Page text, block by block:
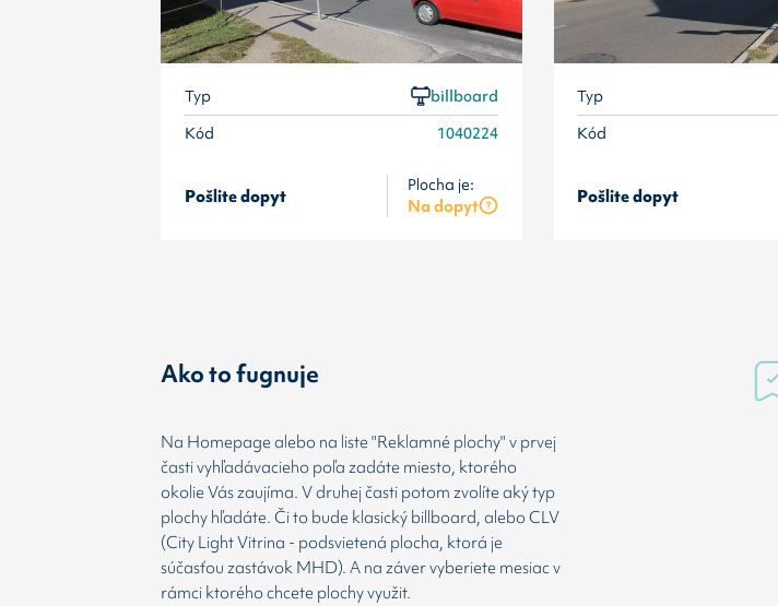
Typ
billboard
Kód
1040224
Pošlite dopyt Plocha je:
Na dopyt
Typ
Kód
Pošlite dopyt
Ako to fugnuje
Na Homepage alebo na liste "Reklamné plochy" v prvej
časti vyhľadávacieho poľa zadáte miesto, ktorého
okolie Vás zaujíma. V druhej časti potom zvolíte aký typ
plochy hľadáte. Či to bude klasický billboard, alebo CLV
(City Light Vitrina - podsvietená plocha, ktorá je
súčasťou zastávok MHD). A na záver vyberiete mesiac v
rámci ktorého chcete plochy využit.